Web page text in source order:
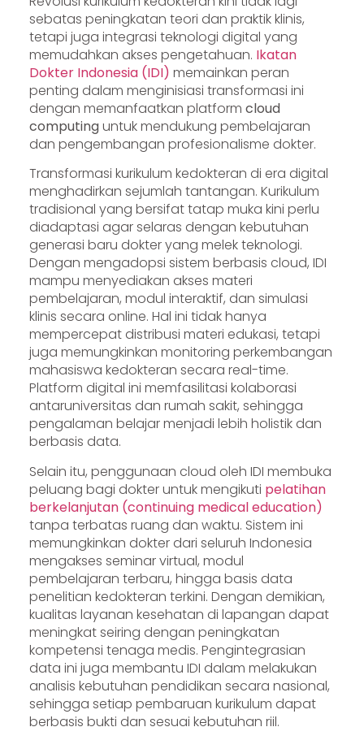
sebatas peningkatan teori dan praktik klinis,
tetapi juga integrasi teknologi digital yang
memudahkan akses pengetahuan. Ikatan
Dokter Indonesia (IDI) memainkan peran
penting dalam menginisiasi transformasi ini
dengan memanfaatkan platform cloud
computinguntuk mendukung pembelajaran
dan pengembangan profesionalisme dokter.
Transformasi kurikulum kedokteran di era digital
menghadirkan sejumlah tantangan. Kurikulum
tradisional yang bersifat tatap muka kini perlu
diadaptasi agar selaras dengan kebutuhan
generasi baru dokter yang melek teknologi.
Dengan mengadopsi sistem berbasis cloud, IDI
mampu menyediakan akses materi
pembelajaran, modul interaktif, dan simulasi
klinis secara online. Hal ini tidak hanya
mempercepat distribusi materi edukasi, tetapi
juga memungkinkan monitoring perkembangan
mahasiswa kedokteran secara real-time.
Platform digital ini memfasilitasi kolaborasi
antaruniversitas dan rumah sakit, sehingga
pengalaman belajar menjadi lebih holistik dan
berbasis data.
Selain itu, penggunaan cloud oleh IDI membuka
peluang bagi dokter untuk mengikuti pelatihan
berkelanjutan (continuing medical education)
tanpa terbatas ruang dan waktu. Sistem ini
memungkinkan dokter dari seluruh Indonesia
mengakses seminar virtual, modul
pembelajaran terbaru, hingga basis data
penelitian kedokteran terkini. Dengan demikian,
kualitas layanan kesehatan di lapangan dapat
meningkat seiring dengan peningkatan
kompetensi tenaga medis. Pengintegrasian
data ini juga membantu IDI dalam melakukan
analisis kebutuhan pendidikan secara nasional,
sehingga setiap pembaruan kurikulum dapat
berbasis bukti dan sesuai kebutuhan riil.